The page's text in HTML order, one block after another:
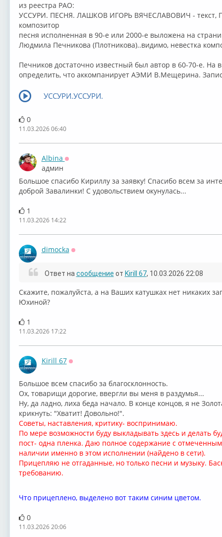
из реестра РАО:
⁣УССУРИ. ПЕСНЯ. ЛАШКОВ ИГОРЬ ВЯЧЕСЛАВОВИЧ -
композитор
песня исполненная в 90-е или 2000-е выложена на
⁣Людмила Печникова (Плотникова)..видимо, невестка
Печников достаточно известный был автор в 60-70-е. На
определить, что аккомпанирует АЭМИ В.Мещерина.
УССУРИ.УССУРИ.
0
11.03.2026 06:40
Albina
Оффлайн
админ
Большое спасибо Кириллу за заявку! Спасибо всем за
доброй Завалинки! С удовольствием окунулась...
1
11.03.2026 14:22
dimocka
Ответ на сообщение от Kirill 67, 10.03.2026 22:08
Скажите, пожалуйста, а на Ваших катушках нет никаких
Юхиной?
1
11.03.2026 17:22
Kirill 67
⁣Большое всем спасибо за благосклонность.
Ох, товарищи дорогие, ввергли вы меня в раздумья...
Ну, да ладно, лиха беда начало. В конце концов, я не
крикнуть: "Хватит! Довольно!".
Советы, наставления, критику- воспринимаю.
По мере возможности буду выкладывать здесь и делать
пост- одна пленка. Даю полное содержание с
наличии именно в этом исполнении (найдено в сети).
Прицепляю не отгаданные, но только песни и музыку.
требованию.
Что прицеплено, выделено вот таким синим цветом.
0
11.03.2026 20:06